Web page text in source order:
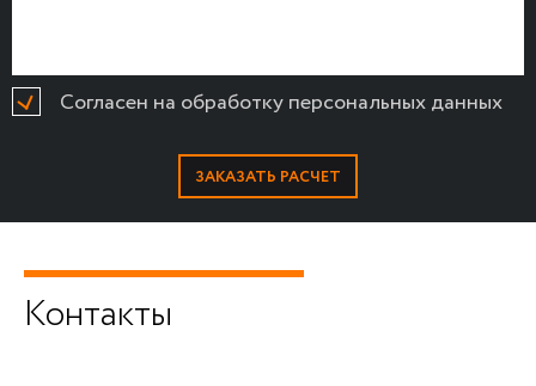
Согласен на обработку персональных данных
Контакты